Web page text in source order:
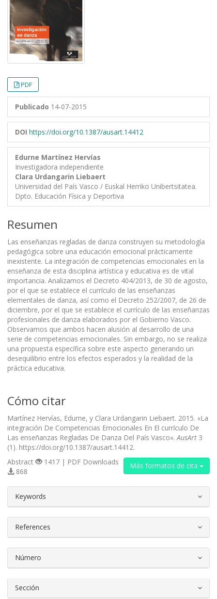
PDF
Publicado 14-07-2015
DOI https://doi.org/10.1387/ausart.14412
Edurne Martínez Hervías
Investigadora independiente
Clara Urdangarin Liebaert
Universidad del País Vasco / Euskal Herriko Unibertsitatea.
Dpto. Educación Física y Deportiva
Resumen
Las enseñanzas regladas de danza construyen su metodología
pedagógica sobre una educación emocional prácticamente
inexistente. La integración de competencias emocionales en la
enseñanza de esta disciplina artística y educativa es de vital
importancia. Analizamos el Decreto 404/2013, de 30 de agosto,
por el que se establece el currículo de las enseñanzas
elementales de danza, así como el Decreto 252/2007, de 26 de
diciembre, por el que se establece el currículo de las enseñanzas
profesionales de danza elaborados por el Gobierno Vasco.
Observamos que ambos hacen alusión al desarrollo de una
serie de competencias emocionales. Sin embargo, no se realiza
una propuesta específica sobre este aspecto generando un
desequilibrio entre los efectos esperados y la realidad de la
práctica educativa.
Cómo citar
Martínez Hervías, Edurne, y Clara Urdangarin Liebaert. 2015. «La
integración De Competencias Emocionales En El currículo De
Las enseñanzas Regladas De Danza Del País Vasco». AusArt 3
(1). https://doi.org/10.1387/ausart.14412.
Más formatos de cita
Abstract
1417 | PDF Downloads
868
Keywords
References
Número
Sección